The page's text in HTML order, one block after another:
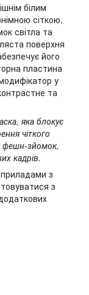
білим
сіткою,
світла та
поверхня
його
пластина
у
та
яка блокує
чіткого
фешн-зйомок,
кадрів.
з
з